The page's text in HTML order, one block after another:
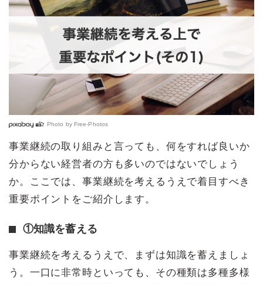
Photo by Free-Photos
事業継続の取り組みと言っても、何をすれば良いか
分からない経営者の方も多いのではないでしょう
か。ここでは、事業継続を考えるうえで着目すべき
重要ポイントをご紹介します。
①知識を蓄える
事業継続を考えるうえで、まずは知識を蓄えましょ
う。一口に非常時といっても、その種類は多種多様